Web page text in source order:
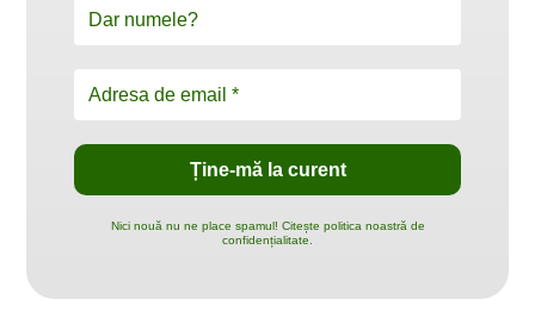
Nici nouă nu ne place spamul! Citește politica noastră de
confidențialitate.